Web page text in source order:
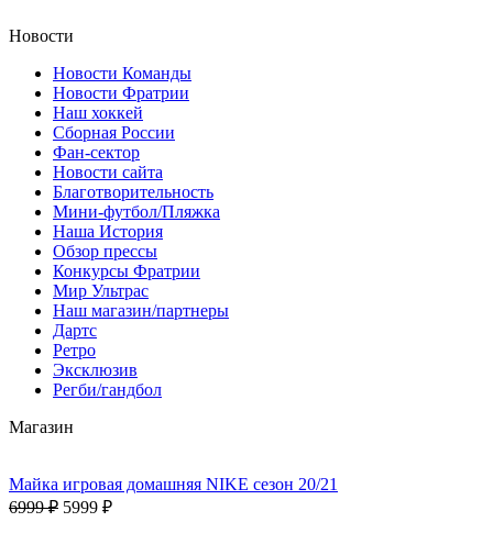
Новости
Новости Команды
Новости Фратрии
Наш хоккей
Сборная России
Фан-cектор
Новости сайта
Благотворительность
Мини-футбол/Пляжка
Наша История
Обзор прессы
Конкурсы Фратрии
Мир Ультрас
Наш магазин/партнеры
Дартс
Ретро
Эксклюзив
Регби/гандбол
Магазин
Майка игровая домашняя NIKE сезон 20/21
6999 ₽ 5999 ₽